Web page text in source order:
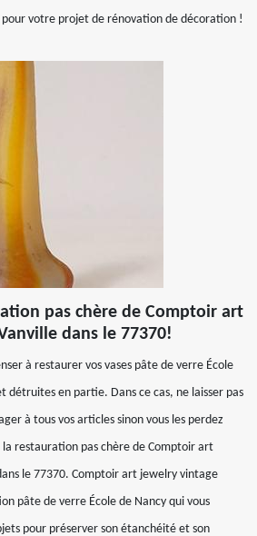
votre projet de rénovation de décoration !
pas chère de Comptoir art
dans le 77370!
à restaurer vos vases pâte de verre École
détruites en partie. Dans ce cas, ne laisser pas
à tous vos articles sinon vous les perdez
restauration pas chère de Comptoir art
le 77370. Comptoir art jewelry vintage
pâte de verre École de Nancy qui vous
pour préserver son étanchéité et son